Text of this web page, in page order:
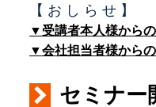
【 お し ら せ 】
▼受講者本人様から
▼会社担当者様から
セミナー